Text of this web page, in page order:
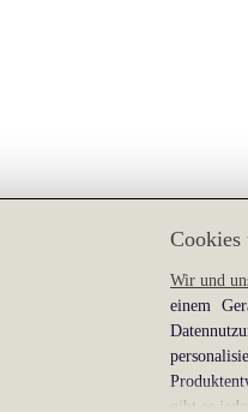
Cookies
Wir und
einem
gibt es